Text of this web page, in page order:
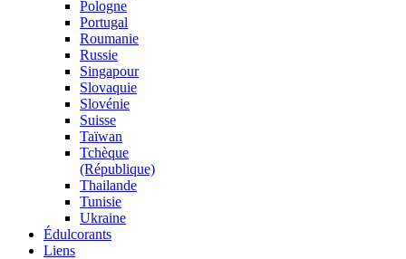
Pologne
Portugal
Roumanie
Russie
Singapour
Slovaquie
Slovénie
Suisse
Taïwan
Tchèque
(République)
Thailande
Tunisie
Ukraine
Édulcorants
Liens